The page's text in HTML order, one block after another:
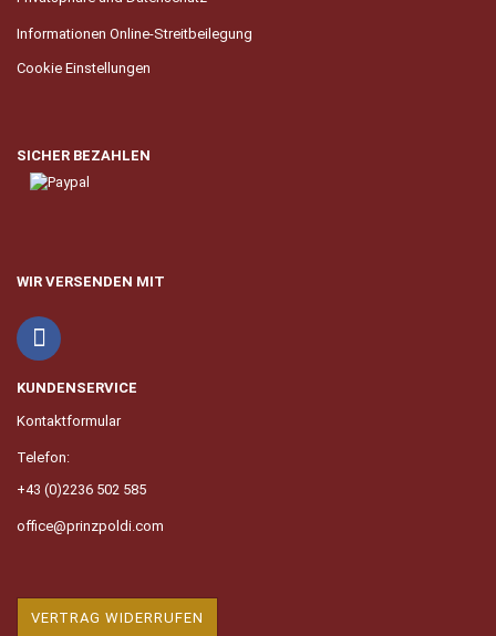
Informationen Online-Streitbeilegung
Cookie Einstellungen
SICHER BEZAHLEN
WIR VERSENDEN MIT
KUNDENSERVICE
Kontaktformular
Telefon:
+43 (0)2236 502 585
office@prinzpoldi.com
VERTRAG WIDERRUFEN